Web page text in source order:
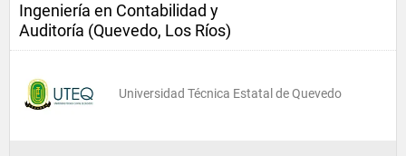
Ingeniería en Contabilidad y
Auditoría (Quevedo, Los Ríos)
Universidad Técnica Estatal de Quevedo